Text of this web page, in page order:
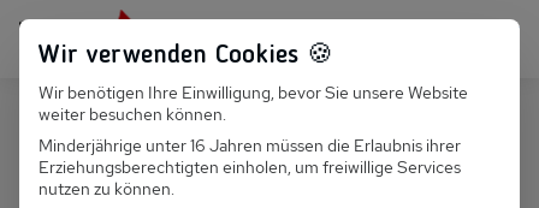
Persönlich für dich da: +49 251 899 050
Suchfeld
Suchen
D 014.061 - Ferienhaus Siegmund
Wir verwenden Cookies 🍪
Wir benötigen Ihre Einwilligung, bevor Sie unsere Website
weiter besuchen können.
Minderjährige unter 16 Jahren müssen die Erlaubnis ihrer
Erziehungsberechtigten einholen, um freiwillige Services
nutzen zu können.